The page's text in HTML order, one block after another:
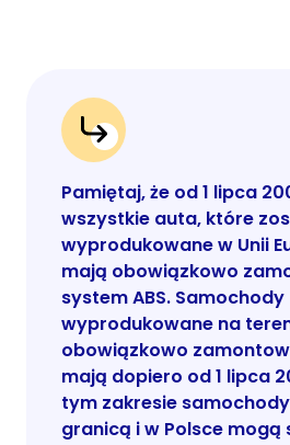
Pamiętaj, że od 1 lipca
wszystkie auta, które
wyprodukowane w Unii
mają obowiązkowo
system ABS. Samochody
wyprodukowane na
obowiązkowo
mają dopiero od 1 lipca
tym zakresie
granicą i w Polsce mogą